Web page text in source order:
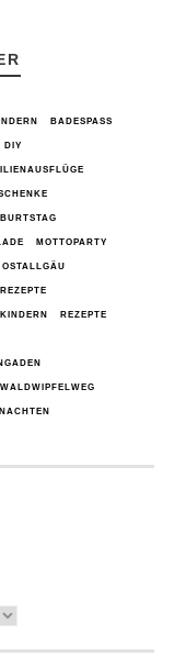
BADESPASS
DIY
MOTTOPARTY
OSTALLGÄU
REZEPTE
WALDWIPFELWEG